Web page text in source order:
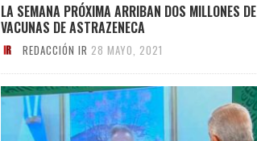
LA SEMANA PRÓXIMA ARRIBAN DOS MILLONES DE
VACUNAS DE ASTRAZENECA
REDACCIÓN IR 28 MAYO, 2021